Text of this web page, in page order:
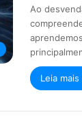
Ao
Leia mais